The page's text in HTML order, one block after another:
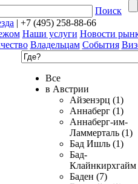
Поиск
| +7 (495) 258-88-66
Наши услуги Новости
Владельцам События
Все
в Австрии
Айзенэрц (1)
Аннаберг (1)
Аннаберг-им-
Ламмерталь (1)
Бад Ишль (1)
Бад-
Клайнкирхгайм
Баден (7)